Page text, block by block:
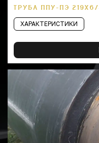
ТРУБА ППУ-ПЭ 219Х6/
ХАРАКТЕРИСТИКИ